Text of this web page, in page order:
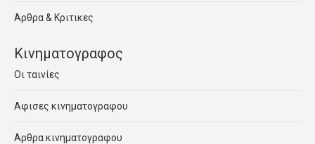
Αρθρα & Κριτικες
Κινηματογραφος
Οι ταινίες
Αφισες κινηματογραφου
Αρθρα κινηματογραφου